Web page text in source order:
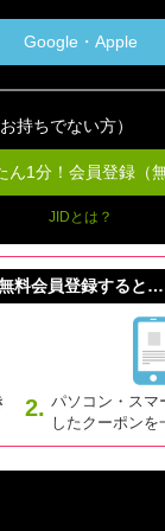
Google・Apple
持ちでない方）
ん1分！会員登録（無
JIDとは？
料会員登録すると…
2. パソコン・スマ
したクーポンを